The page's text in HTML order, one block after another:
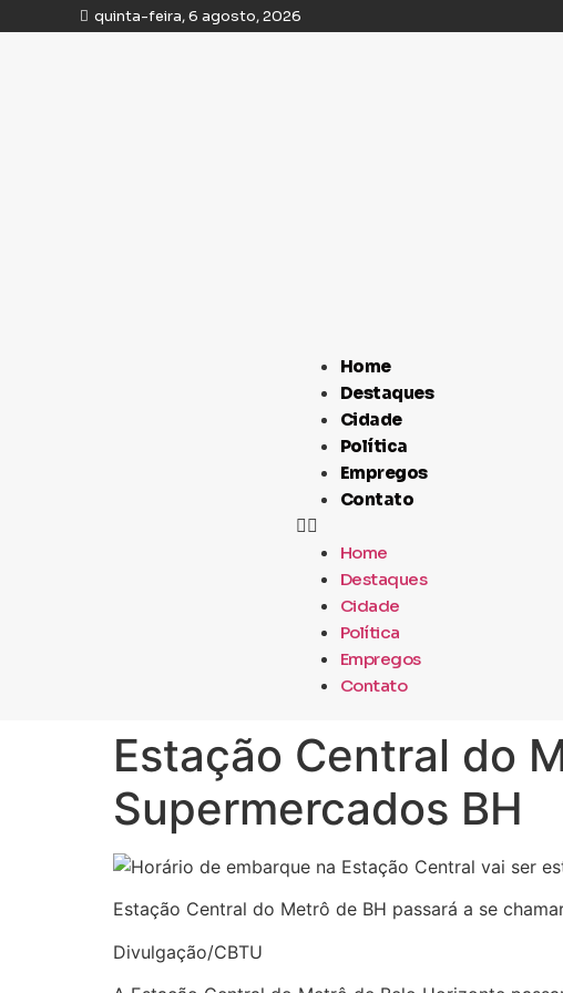
quinta-feira, 6 agosto, 2026
Home
Destaques
Cidade
Política
Empregos
Contato
Home
Destaques
Cidade
Política
Empregos
Contato
Estação Central do
Supermercados BH
Estação Central do Metrô de BH passará a se
Divulgação/CBTU